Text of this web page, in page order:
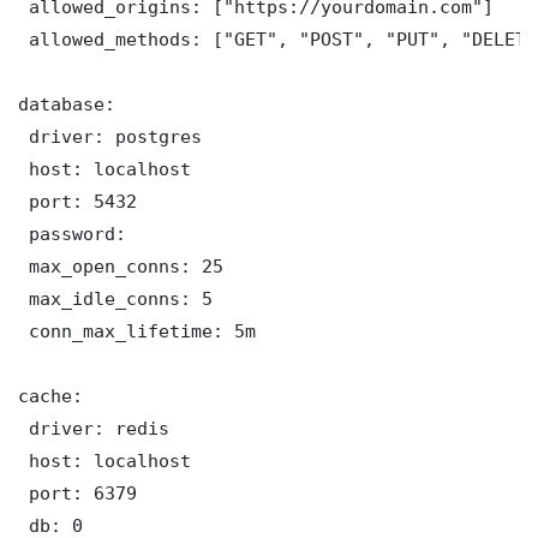
allowed_origins: ["https://yourdomain.com"]
allowed_methods: ["GET", "POST", "PUT",
database:
driver: postgres
host: localhost
port: 5432
password:
max_open_conns: 25
max_idle_conns: 5
conn_max_lifetime: 5m
cache:
driver: redis
host: localhost
port: 6379
db: 0